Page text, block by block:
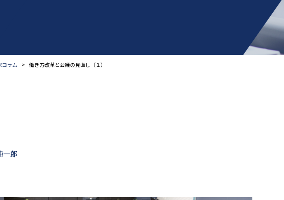
コラム 働き方改革と会議の見直し（１）
一郎